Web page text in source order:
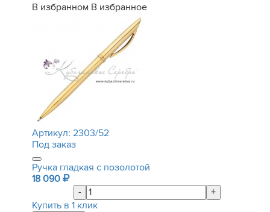
В избранном В избранное
Артикул: 2303/52
Под заказ
Ручка гладкая с позолотой
18 090
-
+
Купить в 1 клик